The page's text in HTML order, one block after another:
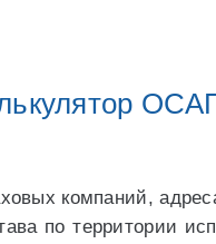
компаний,
по территории